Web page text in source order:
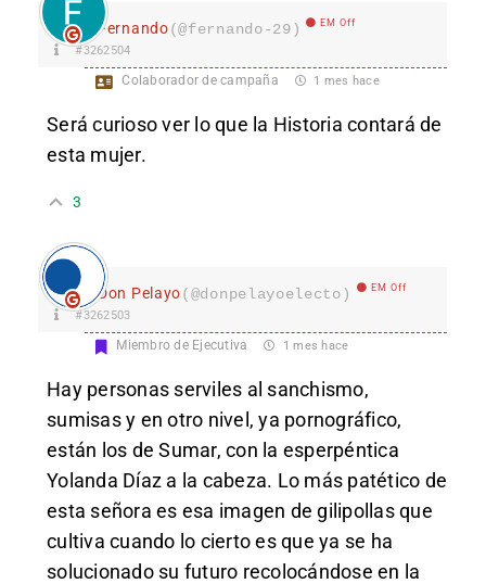
Fernando(@fernando-29) EM Off
#3262504
Colaborador de campaña 1 mes hace
Será curioso ver lo que la Historia contará de
esta mujer.
3
Don Pelayo(@donpelayoelecto) EM Off
#3262503
Miembro de Ejecutiva 1 mes hace
Hay personas serviles al sanchismo,
sumisas y en otro nivel, ya pornográfico,
están los de Sumar, con la esperpéntica
Yolanda Díaz a la cabeza. Lo más patético de
esta señora es esa imagen de gilipollas que
cultiva cuando lo cierto es que ya se ha
solucionado su futuro recolocándose en la